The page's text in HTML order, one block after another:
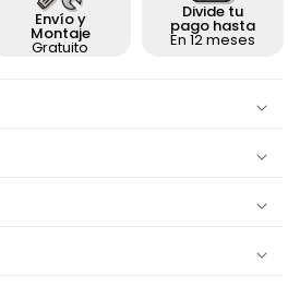
Envío y
Montaje
Gratuito
Divide tu
pago hasta
En 12 meses